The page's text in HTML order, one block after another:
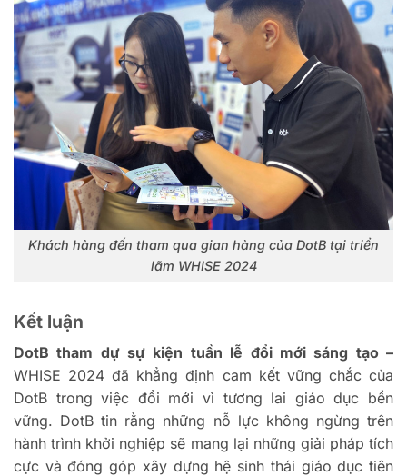
Khách hàng đến tham qua gian hàng của DotB tại triển
lãm WHISE 2024
Kết luận
DotB tham dự sự kiện tuần lễ đổi mới sáng tạo –
WHISE 2024 đã khẳng định cam kết vững chắc của
DotB trong việc đổi mới vì tương lai giáo dục bền
vững. DotB tin rằng những nỗ lực không ngừng trên
hành trình khởi nghiệp sẽ mang lại những giải pháp tích
cực và đóng góp xây dựng hệ sinh thái giáo dục tiên